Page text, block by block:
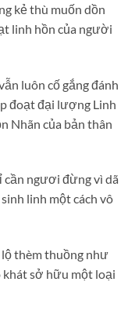
kẻ thù muốn dồn
linh hồn của người
luôn cố gắng đánh
đoạt đại lượng Linh
Nhãn của bản thân
cần ngươi đừng vì dã
linh một cách vô
thèm thuồng như
khát sở hữu một loại